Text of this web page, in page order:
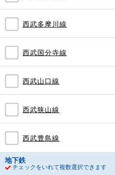
西武多摩川線
西武国分寺線
西武山口線
西武狭山線
西武豊島線
地下鉄
チェックをいれて複数選択できます